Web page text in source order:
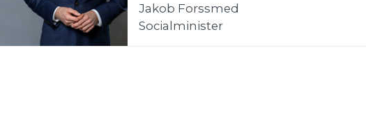
Jakob Forssmed
Socialminister